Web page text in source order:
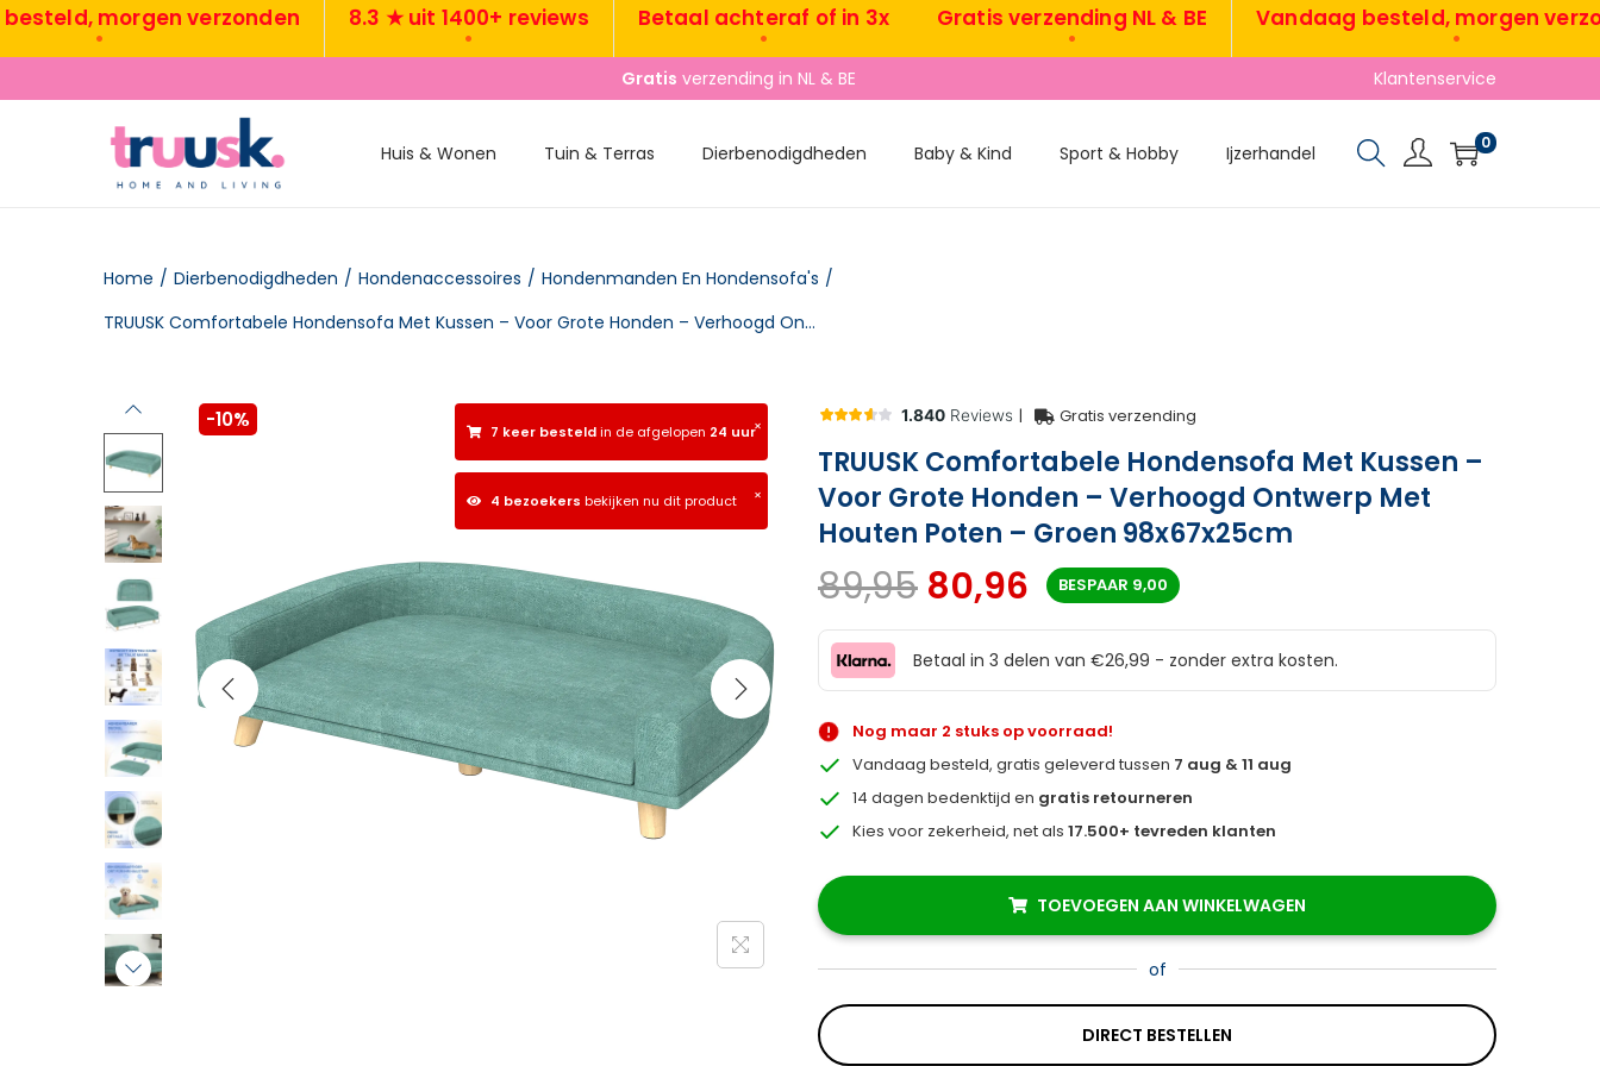
morgen verzonden 8.3 ★ uit 1400+ reviews Betaal achteraf of in 3x Gratis verzending NL & BE Vandaag besteld, morgen
Gratis verzending in NL & BE Klantenservice
Huis & Wonen Tuin & Terras Dierbenodigdheden Baby & Kind Sport & Hobby Ijzerhandel 0
Home / Dierbenodigdheden / Hondenaccessoires / Hondenmanden En Hondensofa's /
TRUUSK Comfortabele Hondensofa Met Kussen – Voor Grote Honden – Verhoogd Ontwerp Met Houten Poten – Groen 98x67x25cm
×
7 keer besteldin de afgelopen 24 uur
×
4 bezoekers bekijken nu dit product
-10% | Gratis verzending
TRUUSK Comfortabele Hondensofa Met Kussen –
Voor Grote Honden – Verhoogd Ontwerp Met
Houten Poten – Groen 98x67x25cm
89,95 80,96 BESPAAR 9,00
Betaal in 3 delen van €26,99 - zonder extra kosten.
Nog maar 2 stuks op voorraad!
Vandaag besteld, gratis geleverd tussen 7 aug & 11 aug
14 dagen bedenktijd en gratis retourneren
Kies voor zekerheid, net als17.500+ tevreden klanten
TOEVOEGEN AAN WINKELWAGEN
of
DIRECT BESTELLEN